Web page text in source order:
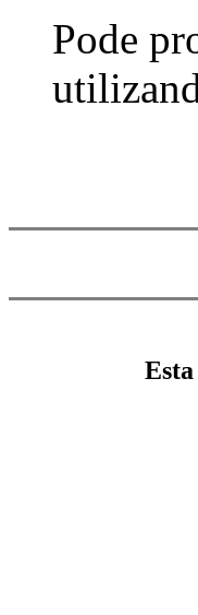
Pode